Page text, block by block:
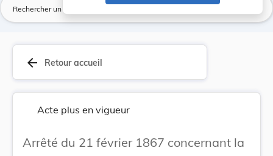
arrow_back Retour accueil
Acte plus en vigueur
Arrêté du 21 février 1867 concernant la